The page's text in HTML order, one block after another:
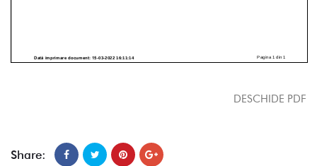
DESCHIDE PDF
Share: